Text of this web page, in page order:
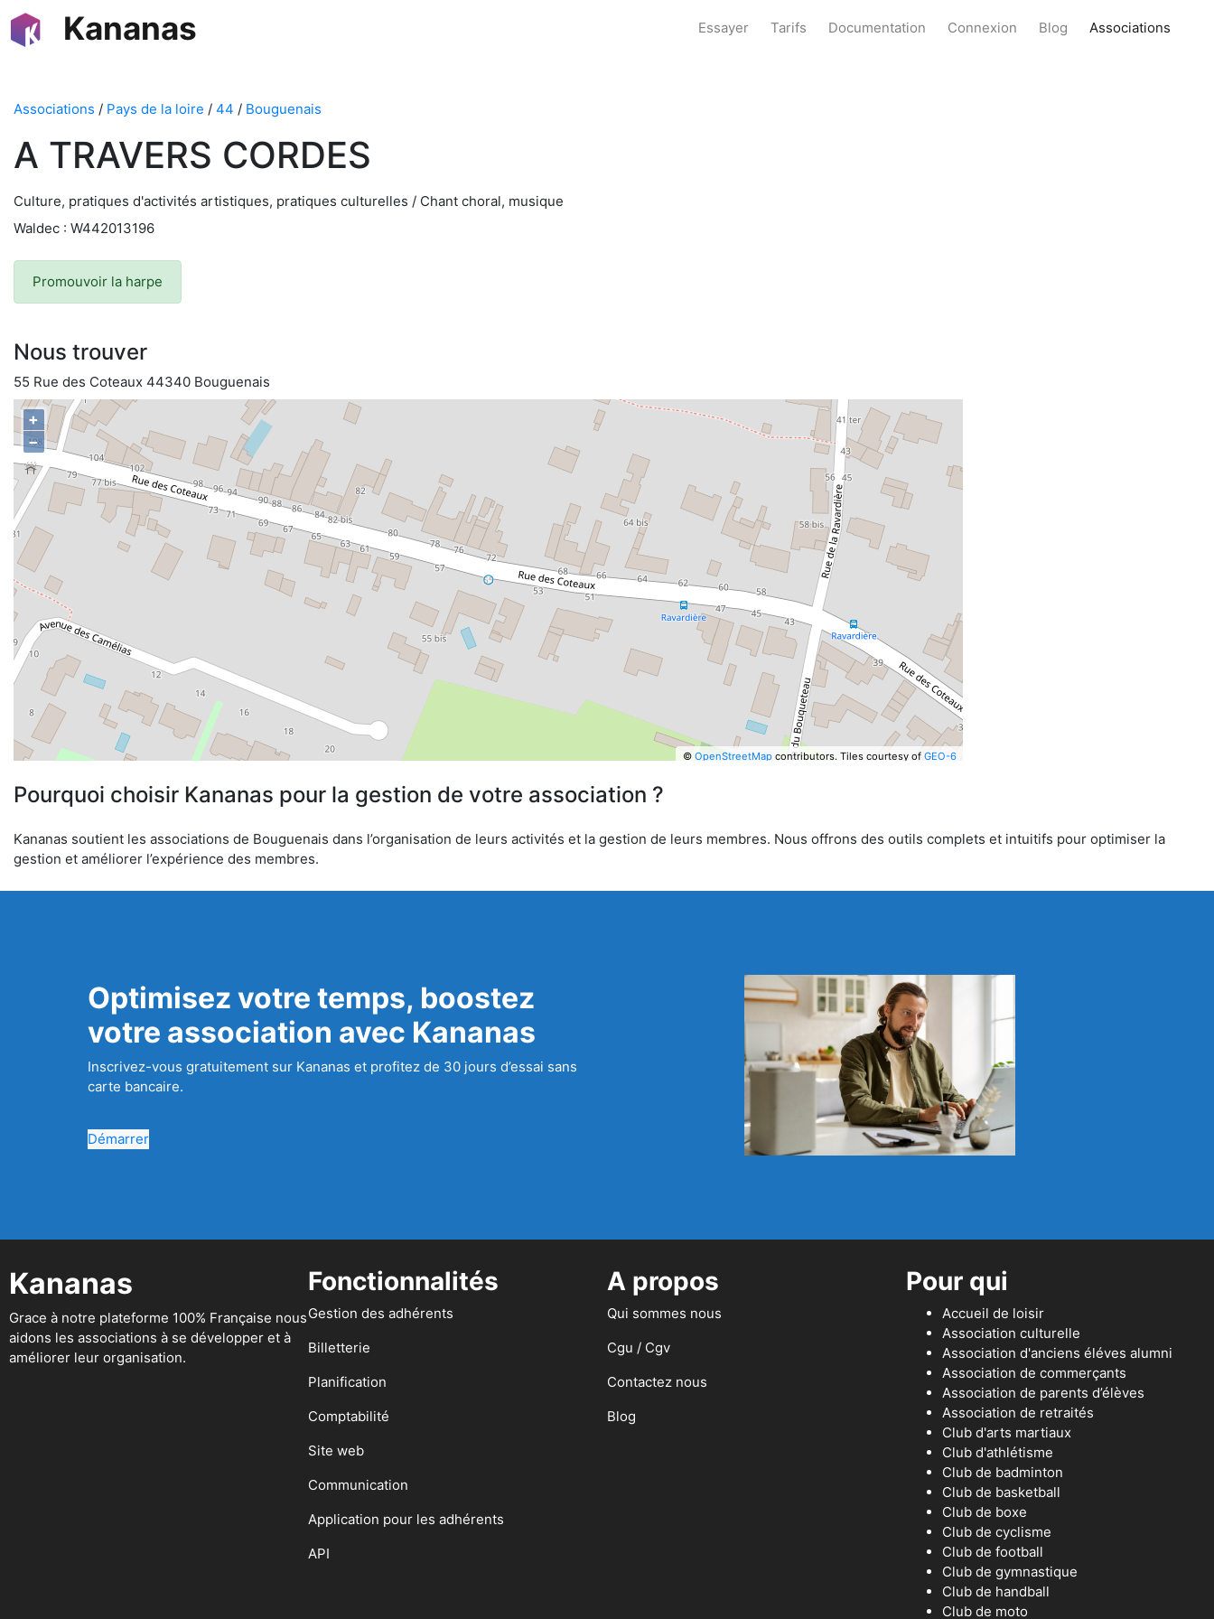
Kananas Essayer Tarifs Documentation Connexion Blog Associations
Associations / Pays de la loire / 44 / Bouguenais
A TRAVERS CORDES
Culture, pratiques d'activités artistiques, pratiques culturelles / Chant choral, musique
Waldec : W442013196
Promouvoir la harpe
Nous trouver
55 Rue des Coteaux 44340 Bouguenais
+
−
© OpenStreetMapcontributors. Tiles courtesy of GEO-6
Pourquoi choisir Kananas pour la gestion de votre association ?
Kananas soutient les associations de Bouguenais dans l’organisation de leurs activités et la gestion de leurs membres. Nous offrons des outils complets et intuitifs pour optimiser la
gestion et améliorer l’expérience des membres.
Optimisez votre temps, boostez
votre association avec Kananas
Inscrivez-vous gratuitement sur Kananas et profitez de 30 jours d’essai sans
carte bancaire.
Démarrer
Kananas
Grace à notre plateforme 100% Française nous
aidons les associations à se développer et à
améliorer leur organisation.
Fonctionnalités
Gestion des adhérents
Billetterie
Planification
Comptabilité
Site web
Communication
Application pour les adhérents
API
A propos
Qui sommes nous
Cgu / Cgv
Contactez nous
Blog
Pour qui
Accueil de loisir
Association culturelle
Association d'anciens éléves alumni
Association de commerçants
Association de parents d’élèves
Association de retraités
Club d'arts martiaux
Club d'athlétisme
Club de badminton
Club de basketball
Club de boxe
Club de cyclisme
Club de football
Club de gymnastique
Club de handball
Club de moto